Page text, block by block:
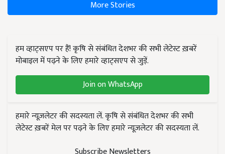
More Stories
हम व्हाट्सएप पर हैं! कृषि से संबंधित देशभर की सभी लेटेस्ट ख़बरें
मोबाइल में पढ़ने के लिए हमारे व्हाट्सएप से जुड़ें.
Join on WhatsApp
हमारे न्यूज़लेटर की सदस्यता लें. कृषि से संबंधित देशभर की सभी
लेटेस्ट ख़बरें मेल पर पढ़ने के लिए हमारे न्यूज़लेटर की सदस्यता लें.